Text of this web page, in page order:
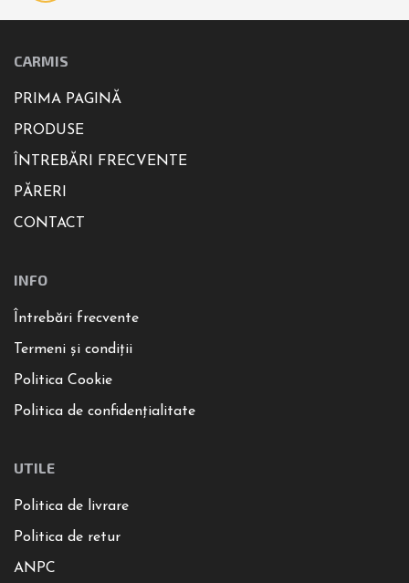
CARMIS
PRIMA PAGINĂ
PRODUSE
ÎNTREBĂRI FRECVENTE
PĂRERI
CONTACT
INFO
Întrebări frecvente
Termeni și condiții
Politica Cookie
Politica de confidențialitate
UTILE
Politica de livrare
Politica de retur
ANPC